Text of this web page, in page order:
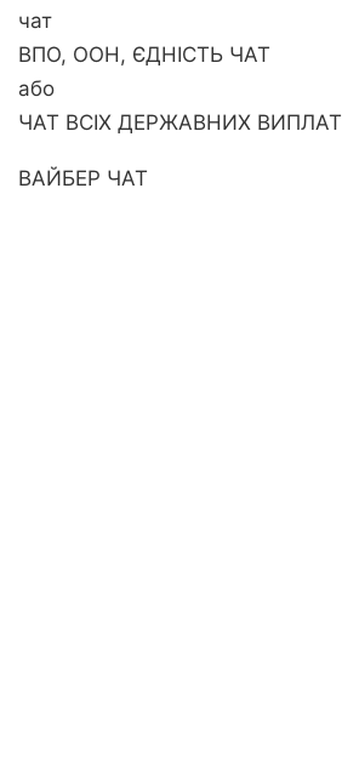
чат
ВПО, ООН, ЄДНІСТЬ ЧАТ
або
ЧАТ ВСІХ ДЕРЖАВНИХ ВИПЛАТ
ВАЙБЕР ЧАТ